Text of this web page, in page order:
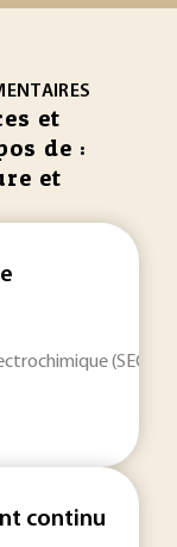
et
de :
et
(SECM)
continu